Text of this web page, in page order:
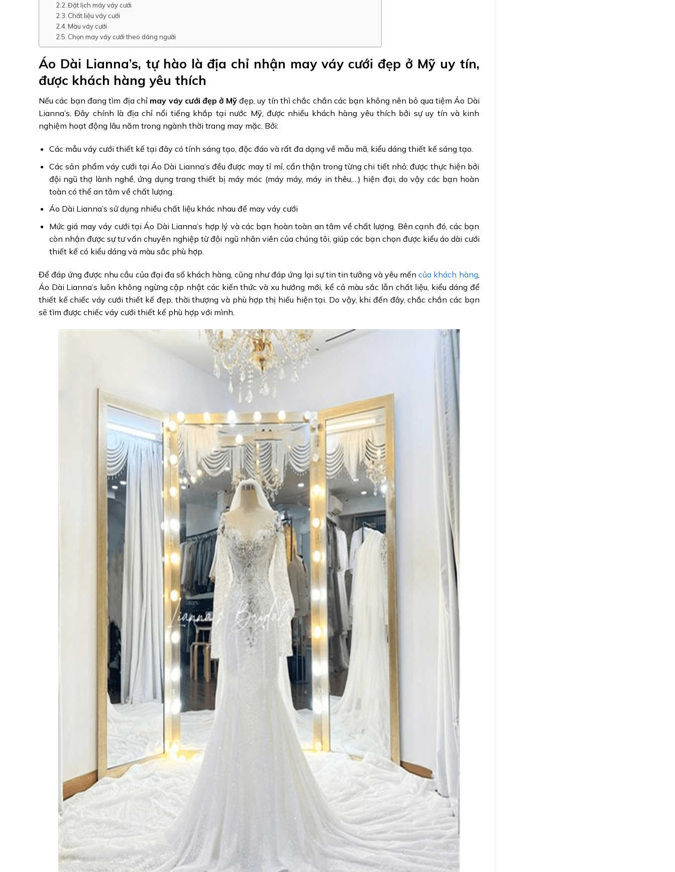
Đặt lịch máy váy cưới
Chất liệu váy cưới
Màu váy cưới
Chọn may váy cưới theo dáng người
Áo Dài Lianna’s, tự hào là địa chỉ nhận may váy cưới đẹp ở Mỹ uy tín,
được khách hàng yêu thích
Nếu các bạn đang tìm địa chỉ may váy cưới đẹp ở Mỹđẹp, uy tín thì chắc chắn các bạn không nên bỏ qua tiệm Áo Dài
Lianna’s. Đây chính là địa chỉ nổi tiếng khắp tại nước Mỹ, được nhiều khách hàng yêu thích bởi sự uy tín và kinh
nghiệm hoạt động lâu năm trong ngành thời trang may mặc. Bởi:
Các mẫu váy cưới thiết kế tại đây có tính sáng tạo, độc đáo và rất đa dạng về mẫu mã, kiểu dáng thiết kế sáng tạo.
Các sản phẩm váy cưới tại Áo Dài Lianna’s đều được may tỉ mỉ, cẩn thận trong từng chi tiết nhỏ; được thực hiện bởi
đội ngũ thợ lành nghề, ứng dụng trang thiết bị máy móc (máy máy, máy in thêu,…) hiện đại, do vậy các bạn hoàn
toàn có thể an tâm về chất lượng.
Áo Dài Lianna’s sử dụng nhiều chất liệu khác nhau để may váy cưới
Mức giá may váy cưới tại Áo Dài Lianna’s hợp lý và các bạn hoàn toàn an tâm về chất lượng. Bên cạnh đó, các bạn
còn nhận được sự tư vấn chuyên nghiệp từ đội ngũ nhân viên của chúng tôi, giúp các bạn chọn được kiểu áo dài cưới
thiết kế có kiểu dáng và màu sắc phù hợp.
Để đáp ứng được nhu cầu của đại đa số khách hàng, cũng như đáp ứng lại sự tin tin tưởng và yêu mếncủa khách hàng
Áo Dài Lianna’s luôn không ngừng cập nhật các kiến thức và xu hướng mới, kể cả màu sắc lẫn chất liệu, kiểu dáng để
thiết kế chiếc váy cưới thiết kế đẹp, thời thượng và phù hợp thị hiếu hiện tại. Do vậy, khi đến đây, chắc chắn các bạn
sẽ tìm được chiếc váy cưới thiết kế phù hợp với mình.